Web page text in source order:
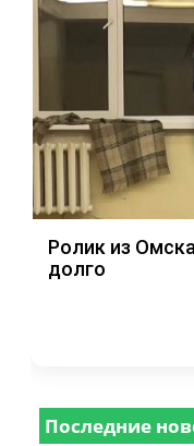
Ролик из
долго